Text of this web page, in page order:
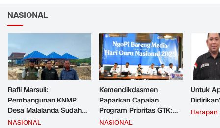
NASIONAL
Rafli Marsuli:
Pembangunan KNMP
Desa Malalanda Sudah
Mencapai 69 Persen dan
NASIONAL
Kemendikdasmen
Paparkan Capaian
Program Prioritas GTK:
Kompetensi Meningkat,
NASIONAL
Untuk
Harapan